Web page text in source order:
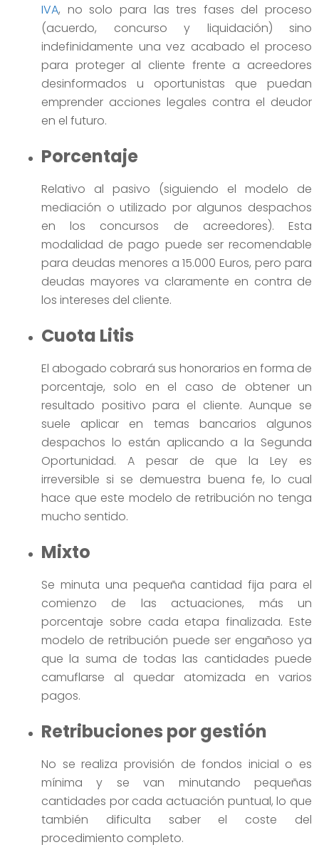
IVA, no solo para las tres fases del proceso
(acuerdo, concurso y liquidación) sino
indefinidamente una vez acabado el proceso
para proteger al cliente frente a acreedores
desinformados u oportunistas que puedan
emprender acciones legales contra el deudor
en el futuro.
Porcentaje
Relativo al pasivo (siguiendo el modelo de
mediación o utilizado por algunos despachos
en los concursos de acreedores). Esta
modalidad de pago puede ser recomendable
para deudas menores a 15.000 Euros, pero para
deudas mayores va claramente en contra de
los intereses del cliente.
Cuota Litis
El abogado cobrará sus honorarios en forma de
porcentaje, solo en el caso de obtener un
resultado positivo para el cliente. Aunque se
suele aplicar en temas bancarios algunos
despachos lo están aplicando a la Segunda
Oportunidad. A pesar de que la Ley es
irreversible si se demuestra buena fe, lo cual
hace que este modelo de retribución no tenga
mucho sentido.
Mixto
Se minuta una pequeña cantidad fija para el
comienzo de las actuaciones, más un
porcentaje sobre cada etapa finalizada. Este
modelo de retribución puede ser engañoso ya
que la suma de todas las cantidades puede
camuflarse al quedar atomizada en varios
pagos.
Retribuciones por gestión
No se realiza provisión de fondos inicial o es
mínima y se van minutando pequeñas
cantidades por cada actuación puntual, lo que
también dificulta saber el coste del
procedimiento completo.